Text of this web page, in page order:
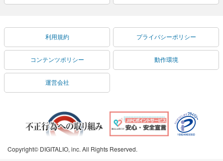
利用規約 プライバシーポリシー
コンテンツポリシー 動作環境
運営会社
Copyright© DIGITALIO, inc. All Rights Reserved.